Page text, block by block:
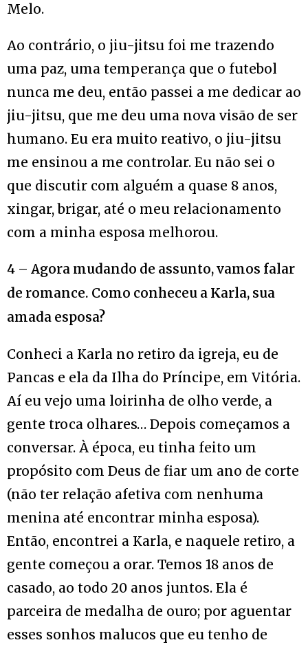
Melo.
Ao contrário, o jiu-jitsu foi me trazendo
uma paz, uma temperança que o futebol
nunca me deu, então passei a me dedicar ao
jiu-jitsu, que me deu uma nova visão de ser
humano. Eu era muito reativo, o jiu-jitsu
me ensinou a me controlar. Eu não sei o
que discutir com alguém a quase 8 anos,
xingar, brigar, até o meu relacionamento
com a minha esposa melhorou.
4 – Agora mudando de assunto, vamos falar
de romance. Como conheceu a Karla, sua
amada esposa?
Conheci a Karla no retiro da igreja, eu de
Pancas e ela da Ilha do Príncipe, em Vitória.
Aí eu vejo uma loirinha de olho verde, a
gente troca olhares… Depois começamos a
conversar. À época, eu tinha feito um
propósito com Deus de fiar um ano de corte
(não ter relação afetiva com nenhuma
menina até encontrar minha esposa).
Então, encontrei a Karla, e naquele retiro, a
gente começou a orar. Temos 18 anos de
casado, ao todo 20 anos juntos. Ela é
parceira de medalha de ouro; por aguentar
esses sonhos malucos que eu tenho de